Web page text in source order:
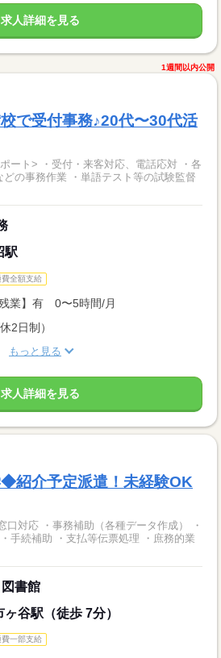
求人詳細を見る
1週間以内公開
で受付事務♪20代〜30代活
ート> ・受付・来客対応、電話応対 ・各
の事務作業 ・単語テスト等の試験監督
駅
費全額支給
業】有 0〜5時間/月
2日制）
もっと見る
求人詳細を見る
紹介予定派遣！未経験OK
口対応 ・事務補助（各種データ作成） ・
手続補助 ・支払等伝票処理 ・庶務的業
書館
谷駅（徒歩 7分）
費一部支給